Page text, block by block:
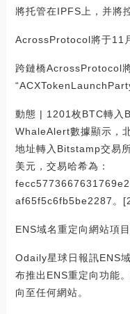
將托管在IPFS上，并將
AcrossProtocol將于11
跨鏈橋AcrossProtocol
動態 | 1201枚BTC轉入
WhaleAlert數據顯示，
地址轉入Bitstamp交易
美元，交易哈希為：
af65f5c6fb5be2287。
ENS域名重定向網站項
Odaily星球日報訊ENS
布推出ENS重定向功能
向至任何網站。